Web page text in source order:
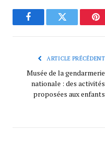
FacebookTwitter
ARTICLE PRÉCÉDENT
Musée de la gendarmerie
nationale : des activités
proposées aux enfants